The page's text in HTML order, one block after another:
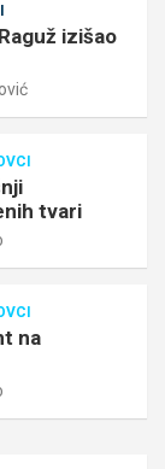
izišao
tvari
na